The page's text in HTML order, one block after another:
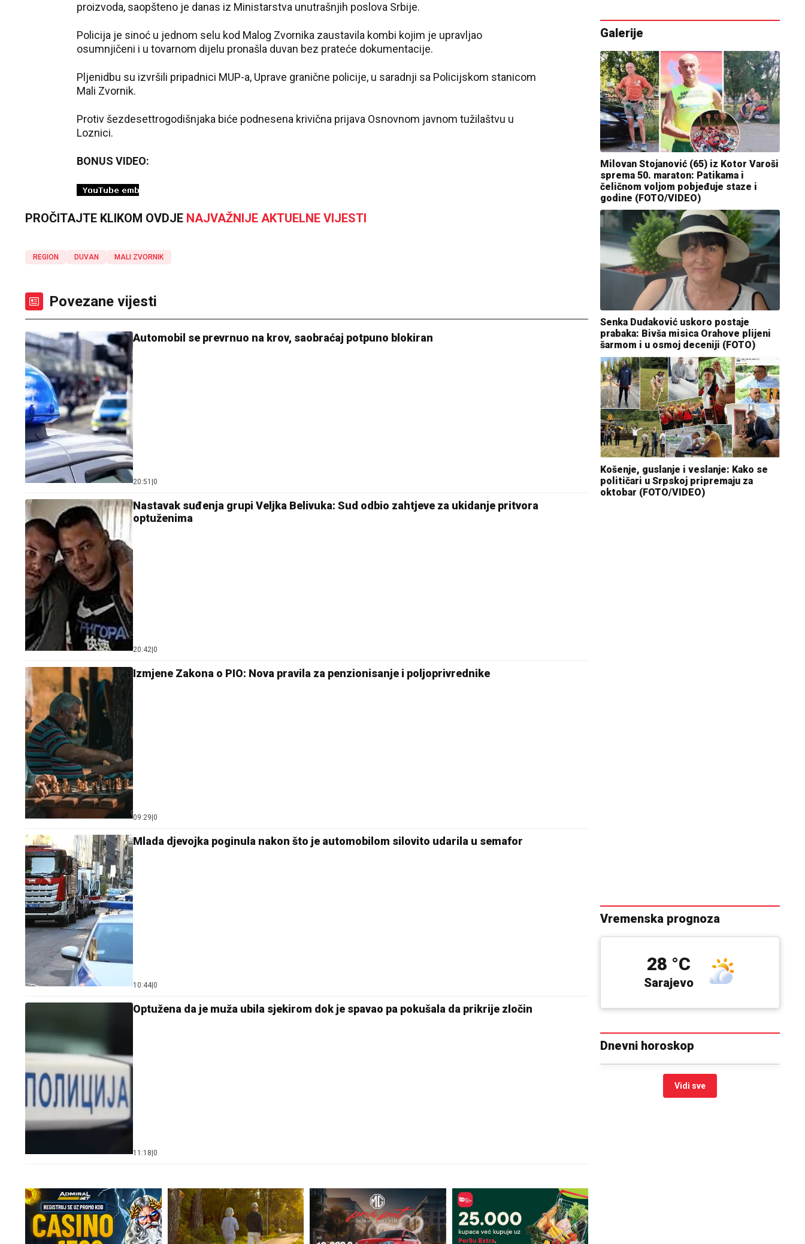
proizvoda, saopšteno je danas iz Ministarstva unutrašnjih poslova Srbije.
Policija je sinoć u jednom selu kod Malog Zvornika zaustavila kombi kojim je upravljao
osumnjičeni i u tovarnom dijelu pronašla duvan bez prateće dokumentacije.
Pljenidbu su izvršili pripadnici MUP-a, Uprave granične policije, u saradnji sa Policijskom stanicom
Mali Zvornik.
Protiv šezdesettrogodišnjaka biće podnesena krivična prijava Osnovnom javnom tužilaštvu u
Loznici.
BONUS VIDEO:
PROČITAJTE KLIKOM OVDJE NAJVAŽNIJE AKTUELNE VIJESTI
REGION DUVAN MALI ZVORNIK
Povezane vijesti
Automobil se prevrnuo na krov, saobraćaj potpuno blokiran
20:51 0
Nastavak suđenja grupi Veljka Belivuka: Sud odbio zahtjeve za ukidanje pritvora
optuženima
20:42 0
Izmjene Zakona o PIO: Nova pravila za penzionisanje i poljoprivrednike
09:29 0
Mlada djevojka poginula nakon što je automobilom silovito udarila u semafor
10:44 0
Optužena da je muža ubila sjekirom dok je spavao pa pokušala da prikrije zločin
11:18 0
Galerije
Milovan Stojanović (65) iz Kotor Varoši
sprema 50. maraton: Patikama i
čeličnom voljom pobjeđuje staze i
godine (FOTO/VIDEO)
Senka Dudaković uskoro postaje
prabaka: Bivša misica Orahove plijeni
šarmom i u osmoj deceniji (FOTO)
Košenje, guslanje i veslanje: Kako se
političari u Srpskoj pripremaju za
oktobar (FOTO/VIDEO)
Vremenska prognoza
Sarajevo
28 °C
Dnevni horoskop
Vidi sve